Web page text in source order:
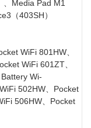
、Media Pad M1
（403SH）
WiFi 801HW、
WiFi 601ZT、
Wi-
502HW、Pocket
506HW、Pocket